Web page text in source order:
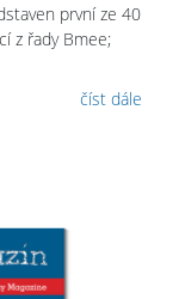
první ze 40
z řady Bmee;
číst dále